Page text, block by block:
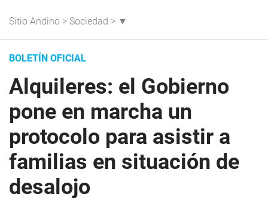
Sitio Andino > Sociedad > ▼
BOLETÍN OFICIAL
Alquileres: el Gobierno
pone en marcha un
protocolo para asistir a
familias en situación de
desalojo